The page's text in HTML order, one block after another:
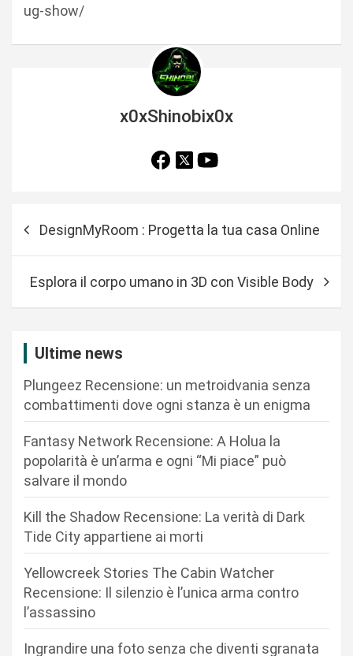
ug-show/
x0xShinobix0x
DesignMyRoom : Progetta la tua casa Online
Esplora il corpo umano in 3D con Visible Body
Ultime news
Plungeez Recensione: un metroidvania senza
combattimenti dove ogni stanza è un enigma
Fantasy Network Recensione: A Holua la
popolarità è un’arma e ogni “Mi piace” può
salvare il mondo
Kill the Shadow Recensione: La verità di Dark
Tide City appartiene ai morti
Yellowcreek Stories The Cabin Watcher
Recensione: Il silenzio è l’unica arma contro
l’assassino
Ingrandire una foto senza che diventi sgranata